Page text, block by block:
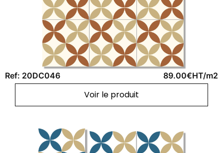
Ref: 20DC046 89.00€HT/m2
Voir le produit